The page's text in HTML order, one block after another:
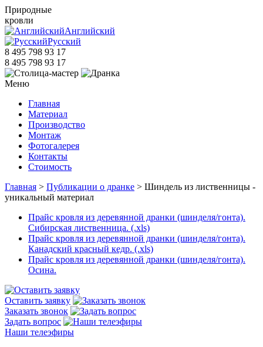
Природные
кровли
Английский
Русский
8 495 798 93 17
8 495 798 93 17
Меню
Главная
Материал
Производство
Монтаж
Фотогалерея
Контакты
Стоимость
Главная > Публикации о дранке > Шиндель из лиственницы -
уникальный материал
Прайс кровля из деревянной дранки (шинделя/гонта).
Сибирская лиственница. (.xls)
Прайс кровля из деревянной дранки (шинделя/гонта).
Канадский красный кедр. (.xls)
Прайс кровля из деревянной дранки (шинделя/гонта).
Осина.
Оставить заявку
Заказать звонок
Задать вопрос
Наши телеэфиры